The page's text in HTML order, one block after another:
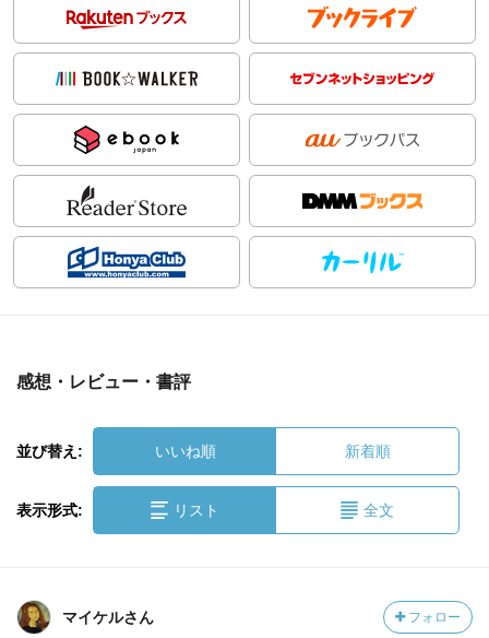
感想・レビュー・書評
並び替え: いいね順 新着順
表示形式: リスト 全文
マイケルさん フォロー